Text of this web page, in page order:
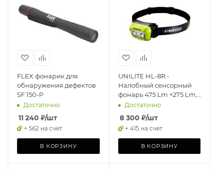
FLEX фонарик для
обнаружения дефектов
SF 150-Р
Достаточно
11 240 ₽/шт
+ 562 на счет
В КОРЗИНУ
UNILITE HL-8R -
Налобный сенсорный
фонарь 475 Lm +275 Lm,
1500 mAh, IP65
Достаточно
8 300 ₽/шт
+ 415 на счет
В КОРЗИНУ